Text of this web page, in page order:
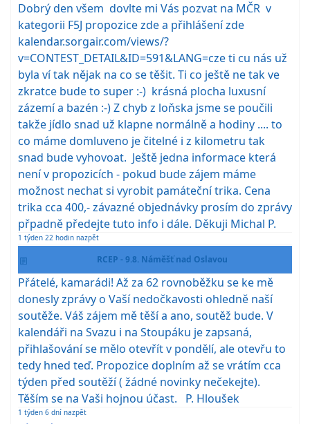
Dobrý den všem dovlte mi Vás pozvat na MČR v
kategorii F5J propozice zde a přihlášení zde
kalendar.sorgair.com/views/?
v=CONTEST_DETAIL&ID=591&LANG=cze ti cu nás už
byla ví tak nějak na co se těšit. Ti co ještě ne tak ve
zkratce bude to super :-) krásná plocha luxusní
zázemí a bazén :-) Z chyb z loňska jsme se poučili
takže jídlo snad už klapne normálně a hodiny .... to
co máme domluveno je čitelné i z kilometru tak
snad bude vyhovoat. Ještě jedna informace která
není v propozicích - pokud bude zájem máme
možnost nechat si vyrobit památeční trika. Cena
trika cca 400,- závazné objednávky prosím do zprávy
přpadně předejte tuto info i dále. Děkuji Michal P.
1 týden 22 hodin nazpět
RCEP - 9.8. Náměšť nad Oslavou
Přátelé, kamarádi! Až za 62 rovnoběžku se ke mě
donesly zprávy o Vaší nedočkavosti ohledně naší
soutěže. Váš zájem mě těší a ano, soutěž bude. V
kalendáři na Svazu i na Stoupáku je zapsaná,
přihlašování se mělo otevřít v pondělí, ale otevřu to
tedy hned teď. Propozice doplním až se vrátím cca
týden před soutěží ( žádné novinky nečekejte).
Těším se na Vaši hojnou účast. P. Hloušek
1 týden 6 dní nazpět